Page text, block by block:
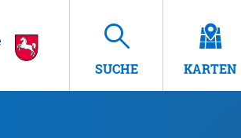
SUCHE KARTEN